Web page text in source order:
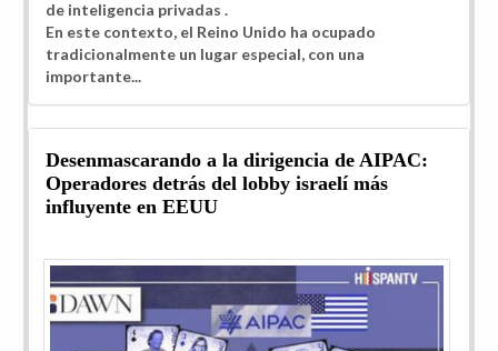
de inteligencia privadas .
En este contexto, el Reino Unido ha ocupado
tradicionalmente un lugar especial, con una
importante...
Desenmascarando a la dirigencia de AIPAC:
Operadores detrás del lobby israelí más
influyente en EEUU